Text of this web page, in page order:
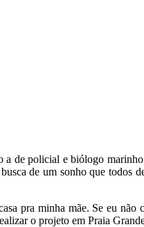
de policial e biólogo
de um sonho que
pra minha mãe. Se eu
o projeto em Praia